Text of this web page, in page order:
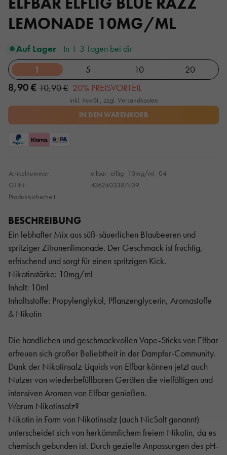
LEMONADE 10MG/ML
Auf Lager - In 1-3 Tagen bei dir
1
5 10 20
8,90 € 10,90 € 20% PREISVORTEIL
inkl. MwSt., zzgl. Versandkosten
IN DEN WARENKORB
Artikelnummer:
elfbar_elflig_10mg/ml_04
GTIN:
4262403387409
Produktsicherheit:
BESCHREIBUNG
Ein lebhafter Mix aus süß-säuerlichen Blaubeeren und
spritziger Zitronenlimonade. Der Geschmack ist fruchtig,
erfrischend und sorgt für einen spritzigen Kick.
Nikotinstärke: 10mg/ml
Inhalt: 10ml
Inhaltsstoffe: Propylenglykol, Pflanzenglycerin, Aromastoffe
& Nikotin
Die handlichen und geschmackvollen Vape-Sticks von Elfbar
erfreuen sich großer Beliebtheit in der Dampfer-Community.
Dank der Nikotinsalz-Liquids von Elfbar können jetzt auch
Nutzer von wiederbefüllbaren Geräten die vielfältigen und
intensiven Aromen von Elfbar genießen.
Warum Nikotinsalz?
Nikotin in Form von Nikotinsalz (auch NicSalt genannt)
unterscheidet sich von herkömmlichem freiem Nikotin, da es
chemisch gebunden ist. Durch gezielte Anpassungen des pH-